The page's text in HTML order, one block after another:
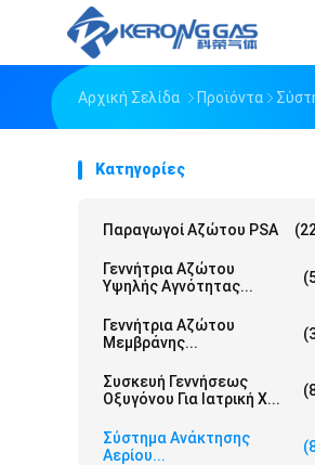
Αρχική Σελίδα Προϊόντα
Κατηγορίες
Παραγωγοί Αζώτου PSA
Γεννήτρια Αζώτου
Υψηλής Αγνότητας...
Γεννήτρια Αζώτου
Μεμβράνης...
Συσκευή Γεννήσεως
Οξυγόνου Για Ιατρική Χ...
Σύστημα Ανάκτησης
Αερίου...